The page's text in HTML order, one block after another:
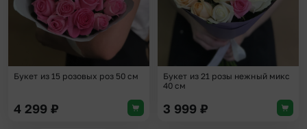
Букет из 15 розовых роз 50 см
4 299 ₽
Букет из 21 розы нежный микс
40 см
3 999 ₽